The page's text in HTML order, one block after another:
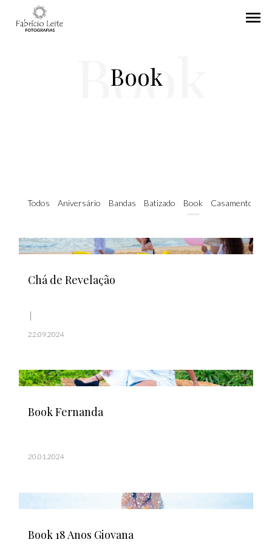
menu
Book
Book
Todos Aniversário Bandas Batizado Book Casamentos
Chá de Revelação
22.09.2024
Book Fernanda
20.01.2024
Book 18 Anos Giovana